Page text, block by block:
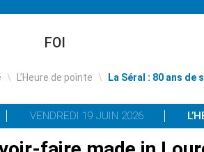
FOI
\ L’Heure de pointe \ La Séral : 80 ans
VENDREDI 19 JUIN 2026